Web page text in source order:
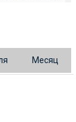
меняется
Месяц